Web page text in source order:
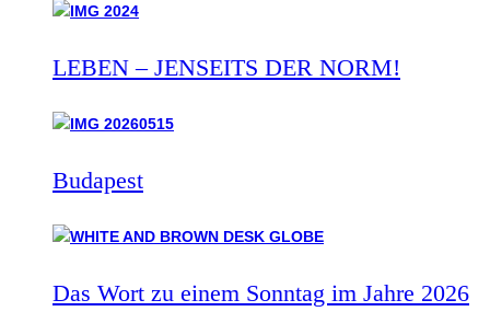
LEBEN – JENSEITS DER NORM!
Budapest
Das Wort zu einem Sonntag im Jahre 2026